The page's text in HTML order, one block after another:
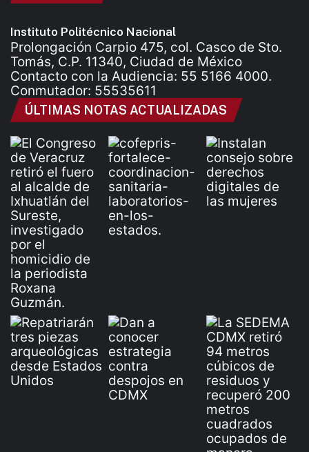
Instituto Politécnico Nacional
Prolongación Carpio 475, col. Casco de Sto.
Tomás, C.P. 11340, Ciudad de México
Contacto con la Audiencia: 55 5166 4000.
Conmutador: 55535611
ÚLTIMAS NOTAS ACTUALIZADAS